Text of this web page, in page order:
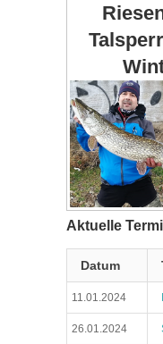
Aktuelle
Datum
11.01.2024
26.01.2024